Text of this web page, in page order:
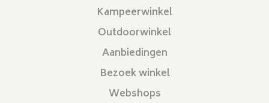
Kampeerwinkel
Outdoorwinkel
Aanbiedingen
Bezoek winkel
Webshops